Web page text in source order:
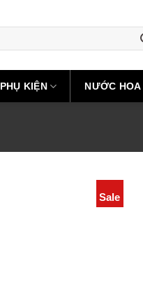
PHỤ KIỆN NƯỚC HOA
Sale